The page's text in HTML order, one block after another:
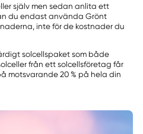
själv men sedan anlita ett
du endast använda Grönt
inte för de kostnader du
solcellspaket som både
från ett solcellsföretag får
motsvarande 20 % på hela din